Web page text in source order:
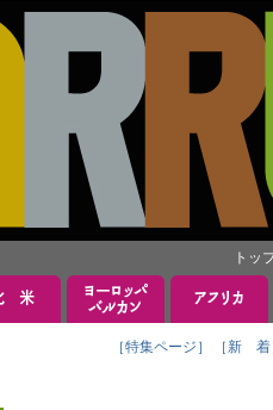
トッ
［特集ページ］ ［新 着